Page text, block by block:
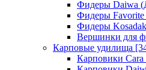
Фидеры Daiwa
Фидеры
Фидеры
Вершинки для
Карповые удилища
Карповики